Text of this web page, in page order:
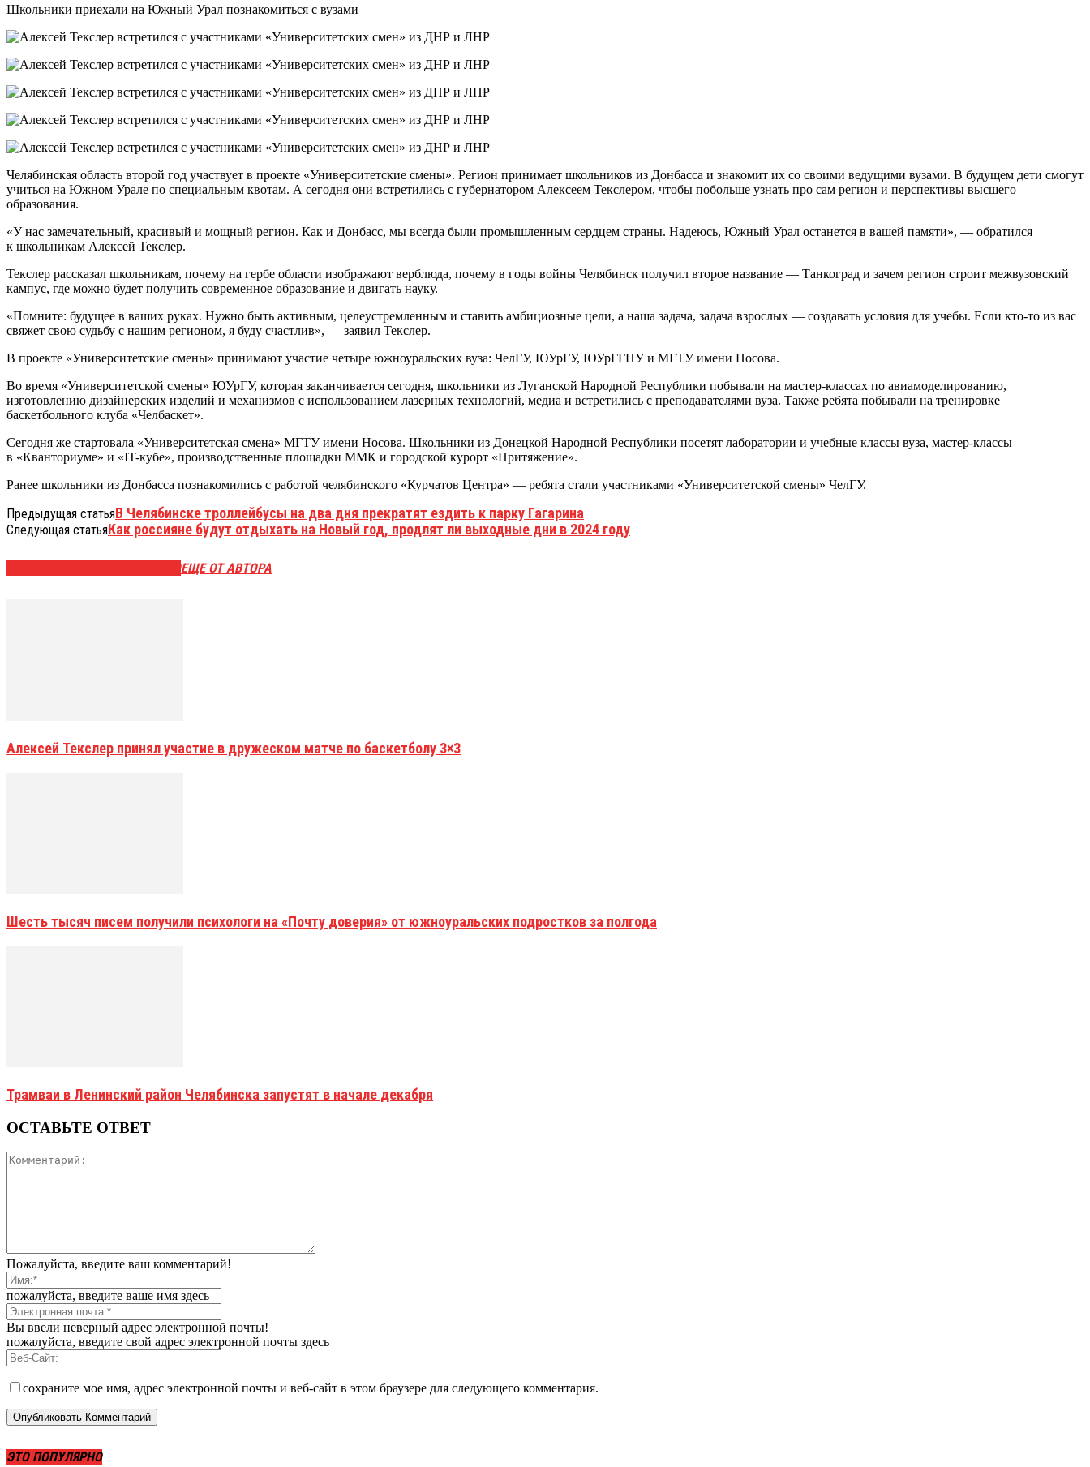
Школьники приехали на Южный Урал познакомиться с вузами
Челябинская область второй год участвует в проекте «Университетские смены». Регион принимает школьников из Донбасса и знакомит их со своими ведущими вузами. В будущем дети смогут
учиться на Южном Урале по специальным квотам. А сегодня они встретились с губернатором Алексеем Текслером, чтобы побольше узнать про сам регион и перспективы высшего
образования.
«У нас замечательный, красивый и мощный регион. Как и Донбасс, мы всегда были промышленным сердцем страны. Надеюсь, Южный Урал останется в вашей памяти», — обратился
к школьникам Алексей Текслер.
Текслер рассказал школьникам, почему на гербе области изображают верблюда, почему в годы войны Челябинск получил второе название — Танкоград и зачем регион строит межвузовский
кампус, где можно будет получить современное образование и двигать науку.
«Помните: будущее в ваших руках. Нужно быть активным, целеустремленным и ставить амбициозные цели, а наша задача, задача взрослых — создавать условия для учебы. Если кто-то из вас
свяжет свою судьбу с нашим регионом, я буду счастлив», — заявил Текслер.
В проекте «Университетские смены» принимают участие четыре южноуральских вуза: ЧелГУ, ЮУрГУ, ЮУрГГПУ и МГТУ имени Носова.
Во время «Университетской смены» ЮУрГУ, которая заканчивается сегодня, школьники из Луганской Народной Республики побывали на мастер-классах по авиамоделированию,
изготовлению дизайнерских изделий и механизмов с использованием лазерных технологий, медиа и встретились с преподавателями вуза. Также ребята побывали на тренировке
баскетбольного клуба «Челбаскет».
Сегодня же стартовала «Университетская смена» МГТУ имени Носова. Школьники из Донецкой Народной Республики посетят лаборатории и учебные классы вуза, мастер-классы
в «Кванториуме» и «IT-кубе», производственные площадки ММК и городской курорт «Притяжение».
Ранее школьники из Донбасса познакомились с работой челябинского «Курчатов Центра» — ребята стали участниками «Университетской смены» ЧелГУ.
Предыдущая статьяВ Челябинске троллейбусы на два дня прекратят ездить к парку Гагарина
Следующая статьяКак россияне будут отдыхать на Новый год, продлят ли выходные дни в 2024 году
ЕЩЕ ОТ АВТОРА
Алексей Текслер принял участие в дружеском матче по баскетболу 3×3
Шесть тысяч писем получили психологи на «Почту доверия» от южноуральских подростков за полгода
Трамваи в Ленинский район Челябинска запустят в начале декабря
ОСТАВЬТЕ ОТВЕТ
Пожалуйста, введите ваш комментарий!
пожалуйста, введите ваше имя здесь
Вы ввели неверный адрес электронной почты!
пожалуйста, введите свой адрес электронной почты здесь
сохраните мое имя, адрес электронной почты и веб-сайт в этом браузере для следующего комментария.
ЭТО ПОПУЛЯРНО